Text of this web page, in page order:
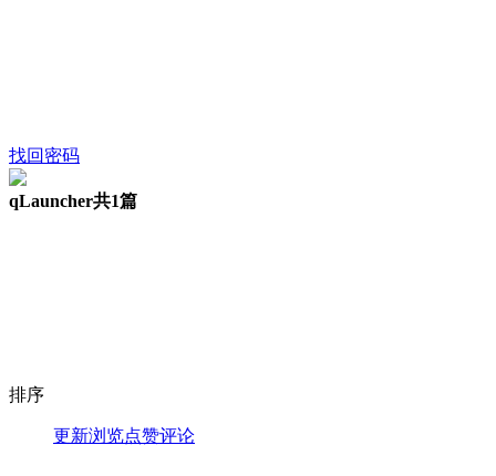
找回密码
qLauncher共1篇
排序
更新浏览点赞评论